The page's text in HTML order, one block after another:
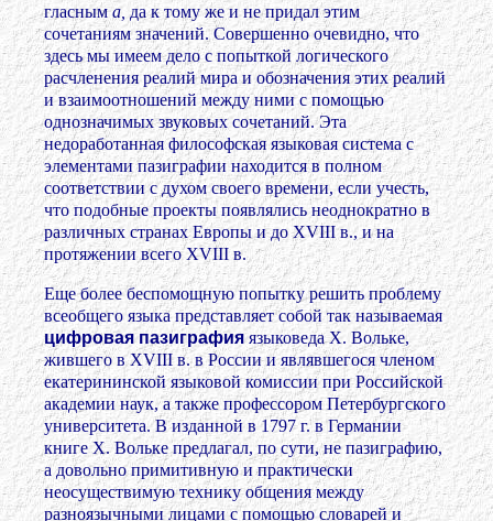
гласныма, да к тому же и не придал этим
сочетаниям значений. Совершенно очевидно, что
здесь мы имеем дело с попыткой логического
расчленения реалий мира и обозначения этих реалий
и взаимоотношений между ними с помощью
однозначимых звуковых сочетаний. Эта
недоработанная философская языковая система с
элементами пазиграфии находится в полном
соответствии с духом своего времени, если учесть,
что подобные проекты появлялись неоднократно в
различных странах Европы и до XVIII в., и на
протяжении всего XVIII в.
Еще более беспомощную попытку решить проблему
всеобщего языка представляет собой так называемая
цифровая пазиграфияязыковеда X. Вольке,
жившего в XVIII в. в России и являвшегося членом
екатерининской языковой комиссии при Российской
академии наук, а также профессором Петербургского
университета. В изданной в 1797 г. в Германии
книге X. Вольке предлагал, по сути, не пазиграфию,
а довольно примитивную и практически
неосуществимую технику общения между
разноязычными лицами с помощью словарей и